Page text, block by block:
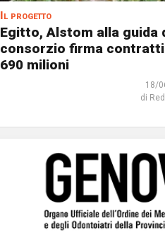
Il progetto
Egitto, Alstom alla guida
consorzio firma
690 milioni
18/
di